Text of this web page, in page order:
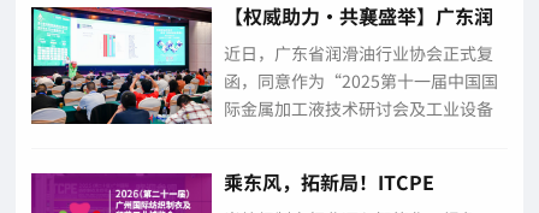
杂志社承办，广东省润滑油行业协会
协办。本届大会以推动行业高质量发
展为核心，紧扣...
【权威助力·共襄盛举】广东润
滑油行业协会正式协办第十一届
中国国际金属加工液技术研讨会
及工业设备润滑大会
近日，广东省润滑油行业协会正式复
函，同意作为“2025第十一届中国国
际金属加工液技术研讨会及工业设备
本届大会协办单位，并希望大会在组
乘东风，拓新局！ITCPE
2026（第二十一届）广州国际纺